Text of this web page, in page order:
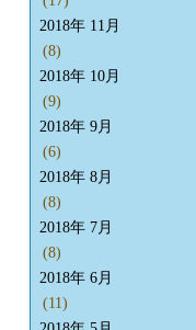
2018年 11月
(8)
2018年 10月
(9)
2018年 9月
(6)
2018年 8月
(8)
2018年 7月
(8)
2018年 6月
(11)